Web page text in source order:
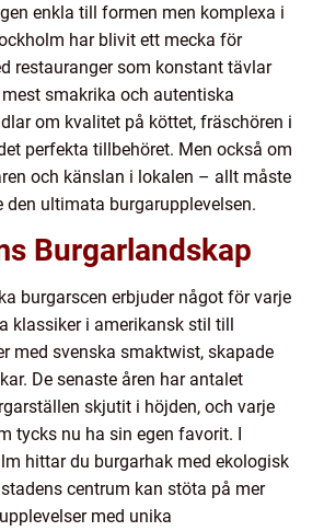
enkla till formen men komplexa i
har blivit ett mecka för
restauranger som konstant tävlar
smakrika och autentiska
om kvalitet på köttet, fräschören i
perfekta tillbehöret. Men också om
och känslan i lokalen – allt måste
den ultimata burgarupplevelsen.
Burgarlandskap
burgarscen erbjuder något för varje
klassiker i amerikansk stil till
med svenska smaktwist, skapade
De senaste åren har antalet
skjutit i höjden, och varje
tycks nu ha sin egen favorit. I
hittar du burgarhak med ekologisk
centrum kan stöta på mer
med unika